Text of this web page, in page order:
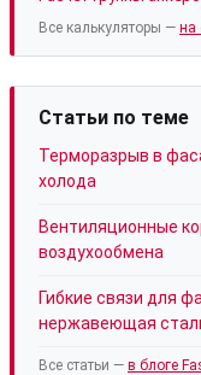
Все калькуляторы — на
Статьи по теме
Терморазрыв в
холода
Вентиляционные
воздухообмена
Гибкие связи для
нержавеющая
Все статьи — в блоге